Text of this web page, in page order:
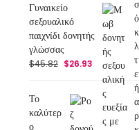
Γυναικείο
σεξουαλικό
παιχνίδι δονητής
γλώσσας
$45.82 $26.93
Το
καλύτερ
ο